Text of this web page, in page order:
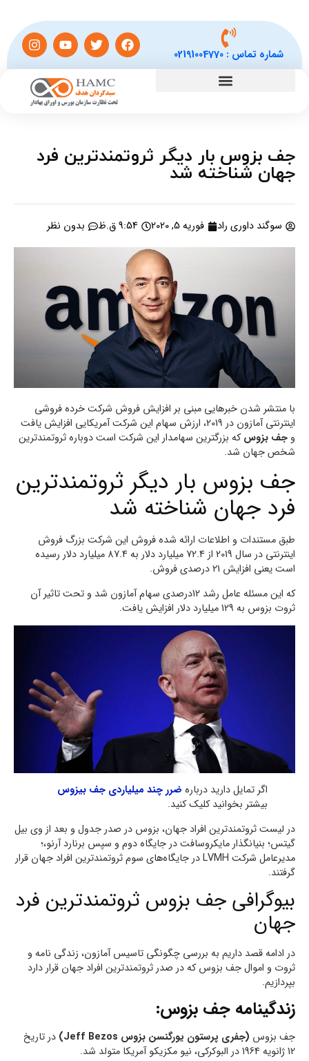
شماره تماس :02191004770
جف بزوس بار دیگر ثروتمندترین فرد
جهان شناخته شد
سوگند داوری راد فوریه 5, 2020 9:54 ق.ظ بدون نظر
با منتشر شدن خبرهایی مبنی بر افزایش فروش شرکت خرده فروشی
اینترنتی آمازون در 2019، ارزش سهام این شرکت آمریکایی افزایش یافت
و جف بزوسکه بزرگترین سهامدار این شرکت است دوباره ثروتمندترین
شخص جهان شد.
جف بزوس بار دیگر ثروتمندترین
فرد جهان شناخته شد
طبق مستندات و اطلاعات ارائه شده فروش این شرکت بزرگ فروش
اینترنتی در سال 2019 از 72.4 میلیارد دلار به 87.4 میلیارد دلار رسیده
است یعنی افزایش 21 درصدی فروش.
که این مسئله عامل رشد 12درصدی سهام آمازون شد و تحت تاثیر آن
ثروت بزوس به 129 میلیارد دلار افزایش یافت.
اگر تمایل دارید درباره ضرر چند میلیاردی جف بیزوس
بیشتر بخوانید کلیک کنید.
در لیست ثروتمندترین افراد جهان، بزوس در صدر جدول و بعد از وی بیل
گیتس؛ بنیانگذار مایکروسافت در جایگاه دوم و سپس برنارد آرنو،؛
مدیرعامل شرکت LVMH در جایگاه‌های سوم ثروتمندترین افراد جهان قرار
گرفتند.
بیوگرافی جف بزوس ثروتمندترین فرد
جهان
در ادامه قصد داریم به بررسی چگونگی تاسیس آمازون، زندگی نامه و
ثروت و اموال جف بزوس که در صدر ثروتمندترین افراد جهان قرار دارد
بپردازیم.
زندگینامه جف بزوس:
جف بزوس (جفری پرستون یورگنسن بزوس Jeff Bezos)
در تاریخ
12 ژانویه 1964 در البوکرکی، نیو مکزیکو آمریکا متولد شد.